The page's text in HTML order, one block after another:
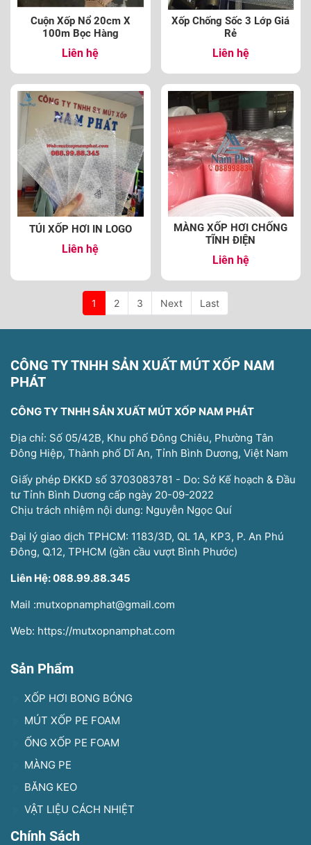
Cuộn Xốp Nổ 20cm X
100m Bọc Hàng
Liên hệ
Xốp Chống Sốc 3 Lớp Giá
Rẻ
Liên hệ
TÚI XỐP HƠI IN LOGO
Liên hệ
MÀNG XỐP HƠI CHỐNG
TĨNH ĐIỆN
Liên hệ
1 2 3 Next Last
CÔNG TY TNHH SẢN XUẤT MÚT XỐP NAM
PHÁT
CÔNG TY TNHH SẢN XUẤT MÚT XỐP NAM PHÁT
Địa chỉ: Số 05/42B, Khu phố Đông Chiêu, Phường Tân
Đông Hiệp, Thành phố Dĩ An, Tỉnh Bình Dương, Việt Nam
Giấy phép ĐKKD số 3703083781 - Do: Sở Kế hoạch & Đầu
tư Tỉnh Bình Dương cấp ngày 20-09-2022
Chịu trách nhiệm nội dung: Nguyễn Ngọc Quí
Đại lý giao dịch TPHCM: 1183/3D, QL 1A, KP3, P. An Phú
Đông, Q.12, TPHCM (gần cầu vượt Bình Phước)
Liên Hệ: 088.99.88.345
Mail :mutxopnamphat@gmail.com
Web: https://mutxopnamphat.com
Sản Phẩm
XỐP HƠI BONG BÓNG
MÚT XỐP PE FOAM
ỐNG XỐP PE FOAM
MÀNG PE
BĂNG KEO
VẬT LIỆU CÁCH NHIỆT
Chính Sách